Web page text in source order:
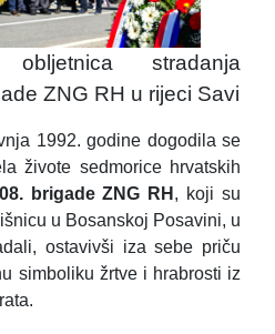
stradanja
ZNG RH u rijeci Savi
1992. godine dogodila se
živote sedmorice hrvatskih
brigade ZNG RH , koji su
u Bosanskoj Posavini, u
ostavivši iza sebe priču
simboliku žrtve i hrabrosti iz